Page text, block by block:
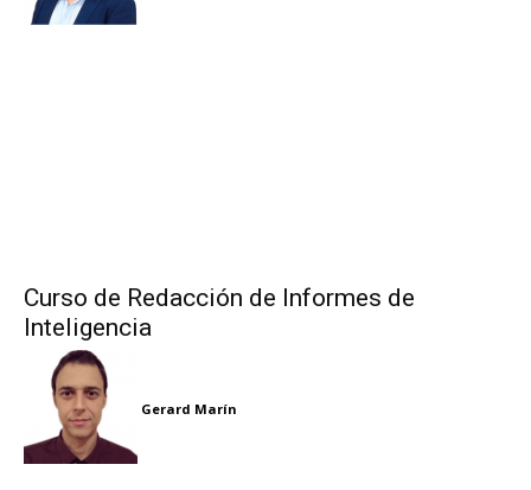
Curso de Redacción de Informes de
Inteligencia
Gerard Marín